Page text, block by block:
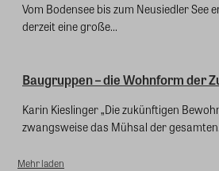
Vom Bodensee bis zum Neusiedler See
derzeit eine große...
Baugruppen – die Wohnform der
Karin Kieslinger „Die zukünftigen
zwangsweise das Mühsal der
Mehr laden